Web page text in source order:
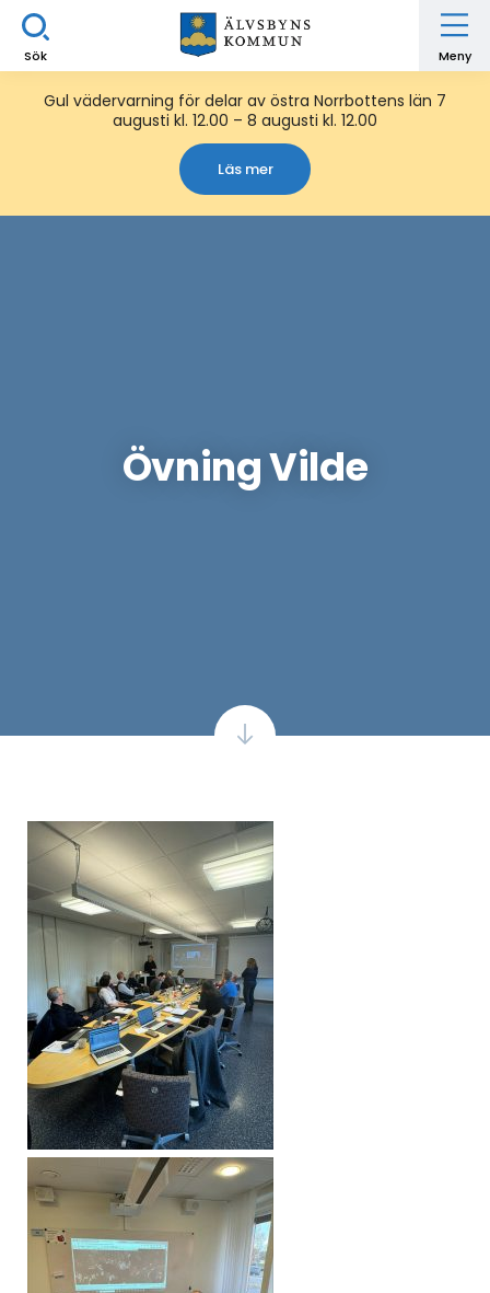
Sök Meny
Gul vädervarning för delar av östra Norrbottens län 7
augusti kl. 12.00 – 8 augusti kl. 12.00
Läs mer
Övning Vilde